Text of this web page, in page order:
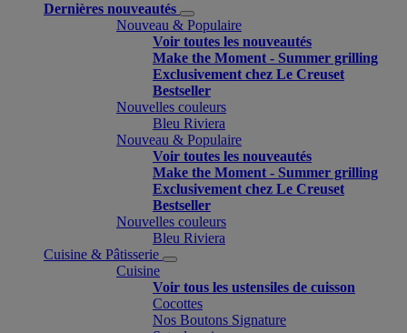
Dernières nouveautés
Nouveau & Populaire
Voir toutes les nouveautés
Make the Moment - Summer grilling
Exclusivement chez Le Creuset
Bestseller
Nouvelles couleurs
Bleu Riviera
Nouveau & Populaire
Voir toutes les nouveautés
Make the Moment - Summer grilling
Exclusivement chez Le Creuset
Bestseller
Nouvelles couleurs
Bleu Riviera
Cuisine & Pâtisserie
Cuisine
Voir tous les ustensiles de cuisson
Cocottes
Nos Boutons Signature